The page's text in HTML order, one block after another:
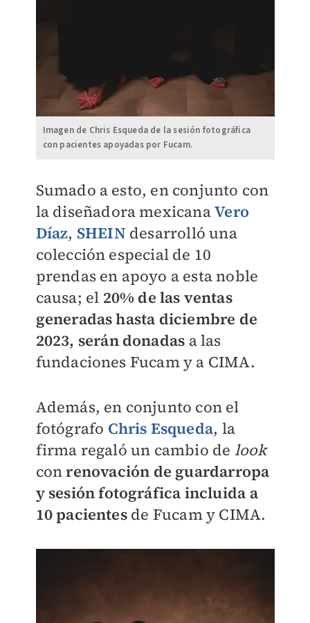
Imagen de Chris Esqueda de la sesión fotográfica
con pacientes apoyadas por Fucam.
Sumado a esto, en conjunto con
la diseñadora mexicanaVero
Díaz, SHEIN desarrolló una
colección especial de 10
prendas en apoyo a esta noble
causa; el 20% de las ventas
generadas hasta diciembre de
2023, serán donadas a las
fundaciones Fucam y a CIMA.
Además, en conjunto con el
fotógrafo Chris Esqueda, la
firma regaló un cambio de look
conrenovación de guardarropa
y sesión fotográfica incluida a
10 pacientesde Fucam y CIMA.